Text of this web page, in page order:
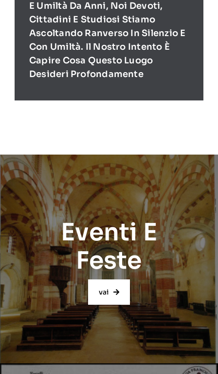
E Umiltà Da Anni, Noi Devoti,
Cittadini E Studiosi Stiamo
Ascoltando Ranverso In Silenzio E
Con Umiltà. Il Nostro Intento È
Capire Cosa Questo Luogo
Desideri Profondamente
Eventi E
Feste
vai